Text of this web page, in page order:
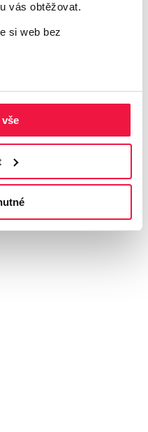
vás obtěžovat.
si web bez